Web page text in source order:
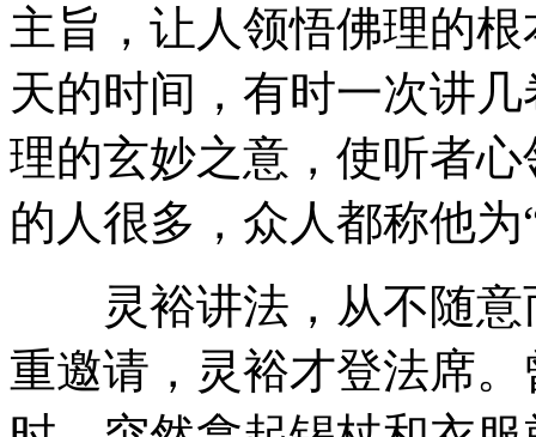
主旨，让人领悟佛理的
天的时间，有时一次讲
理的玄妙之意，使听者
的人很多，众人都称他为
灵裕讲法，从不随意
重邀请，灵裕才登法席